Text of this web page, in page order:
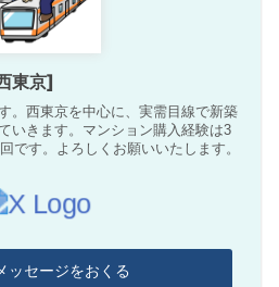
東京]
。西東京を中心に、実需目線で新築
いきます。マンション購入経験は3
です。よろしくお願いいたします。
ッセージをおくる